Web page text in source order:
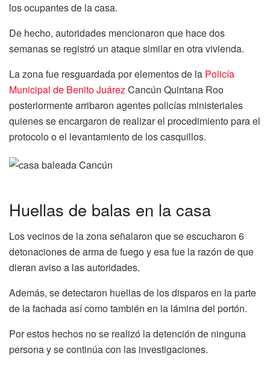
los ocupantes de la casa.
De hecho, autoridades mencionaron que hace dos
semanas se registró un ataque similar en otra vivienda.
La zona fue resguardada por elementos de la Policía
Municipal de Benito JuárezCancún Quintana Roo
posteriormente arribaron agentes policías ministeriales
quienes se encargaron de realizar el procedimiento para el
protocolo o el levantamiento de los casquillos.
Huellas de balas en la casa
Los vecinos de la zona señalaron que se escucharon 6
detonaciones de arma de fuego y esa fue la razón de que
dieran aviso a las autoridades.
Además, se detectaron huellas de los disparos en la parte
de la fachada así como también en la lámina del portón.
Por estos hechos no se realizó la detención de ninguna
persona y se continúa con las investigaciones.